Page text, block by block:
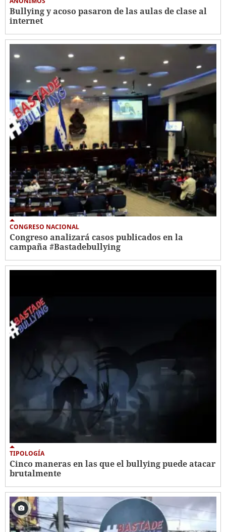
Bullying y acoso pasaron de las aulas de clase al
internet
CONGRESO NACIONAL
Congreso analizará casos publicados en la
campaña #Bastadebullying
TIPOLOGÍA
Cinco maneras en las que el bullying puede atacar
brutalmente